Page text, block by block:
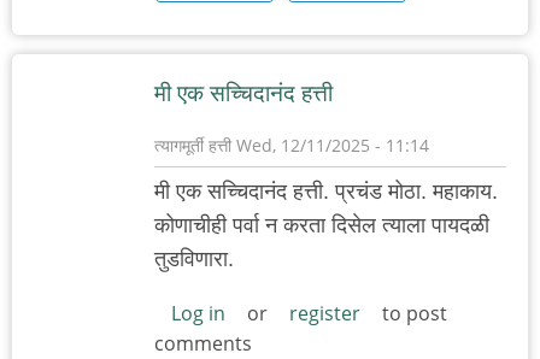
मी एक सच्चिदानंद हत्ती
त्यागमूर्ती हत्ती Wed, 12/11/2025 - 11:14
मी एक सच्चिदानंद हत्ती. प्रचंड मोठा. महाकाय.
कोणाचीही पर्वा न करता दिसेल त्याला पायदळी
तुडविणारा.
Log in or register
to post
comments